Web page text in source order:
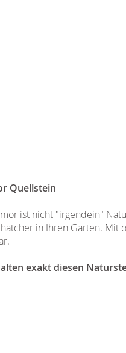
Quellstein
ist nicht "irgendein"
in Ihren Garten. Mit
exakt diesen